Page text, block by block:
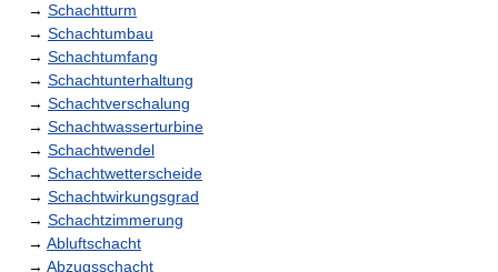
→ Schachtturm
→ Schachtumbau
→ Schachtumfang
→ Schachtunterhaltung
→ Schachtverschalung
→ Schachtwasserturbine
→ Schachtwendel
→ Schachtwetterscheide
→ Schachtwirkungsgrad
→ Schachtzimmerung
→ Abluftschacht
→ Abzugsschacht